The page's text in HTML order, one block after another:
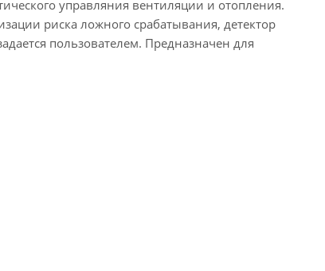
управляния вентиляции и отопления.
риска ложного срабатывания, детектор
пользователем. Предназначен для